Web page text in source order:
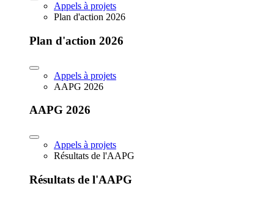
Appels à projets
Plan d'action 2026
Plan d'action 2026
Appels à projets
AAPG 2026
AAPG 2026
Appels à projets
Résultats de l'AAPG
Résultats de l'AAPG